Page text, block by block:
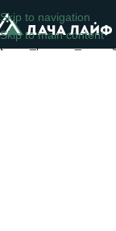
Skip to navigation
Skip to main content
[show_product_catalog]